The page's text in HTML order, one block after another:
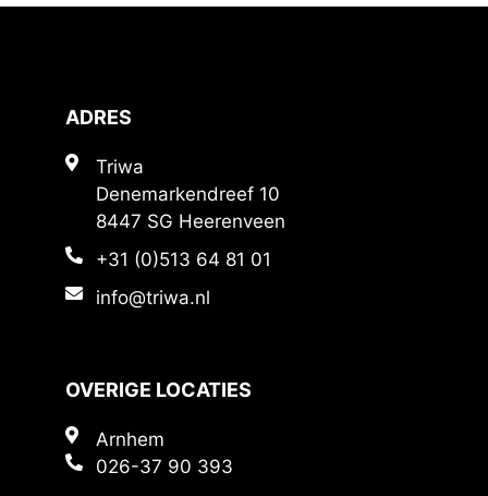
ADRES
Triwa
Denemarkendreef 10
8447 SG Heerenveen
+31 (0)513 64 81 01
info@triwa.nl
OVERIGE LOCATIES
Arnhem
026-37 90 393